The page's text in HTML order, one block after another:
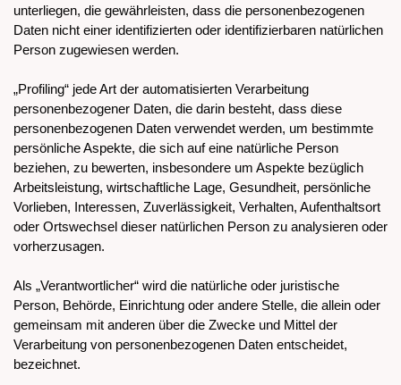
unterliegen, die gewährleisten, dass die personenbezogenen
Daten nicht einer identifizierten oder identifizierbaren natürlichen
Person zugewiesen werden.
„Profiling“ jede Art der automatisierten Verarbeitung
personenbezogener Daten, die darin besteht, dass diese
personenbezogenen Daten verwendet werden, um bestimmte
persönliche Aspekte, die sich auf eine natürliche Person
beziehen, zu bewerten, insbesondere um Aspekte bezüglich
Arbeitsleistung, wirtschaftliche Lage, Gesundheit, persönliche
Vorlieben, Interessen, Zuverlässigkeit, Verhalten, Aufenthaltsort
oder Ortswechsel dieser natürlichen Person zu analysieren oder
vorherzusagen.
Als „Verantwortlicher“ wird die natürliche oder juristische
Person, Behörde, Einrichtung oder andere Stelle, die allein oder
gemeinsam mit anderen über die Zwecke und Mittel der
Verarbeitung von personenbezogenen Daten entscheidet,
bezeichnet.